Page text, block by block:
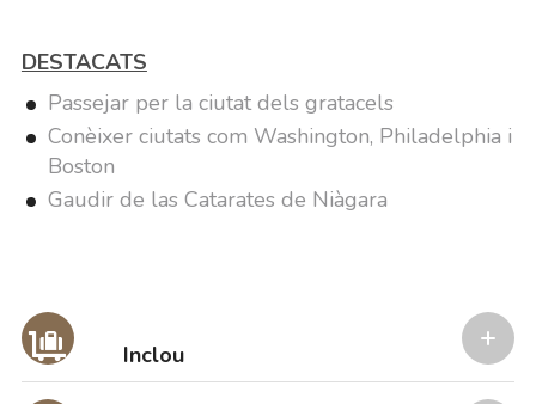
DESTACATS
Passejar per la ciutat dels gratacels
Conèixer ciutats com Washington, Philadelphia i
Boston
Gaudir de las Catarates de Niàgara
Inclou